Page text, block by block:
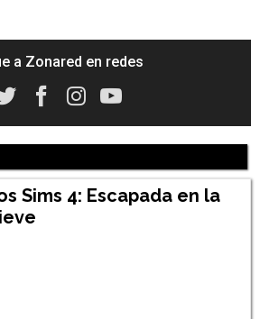
a Zonared en redes
Sims 4: Escapada en la